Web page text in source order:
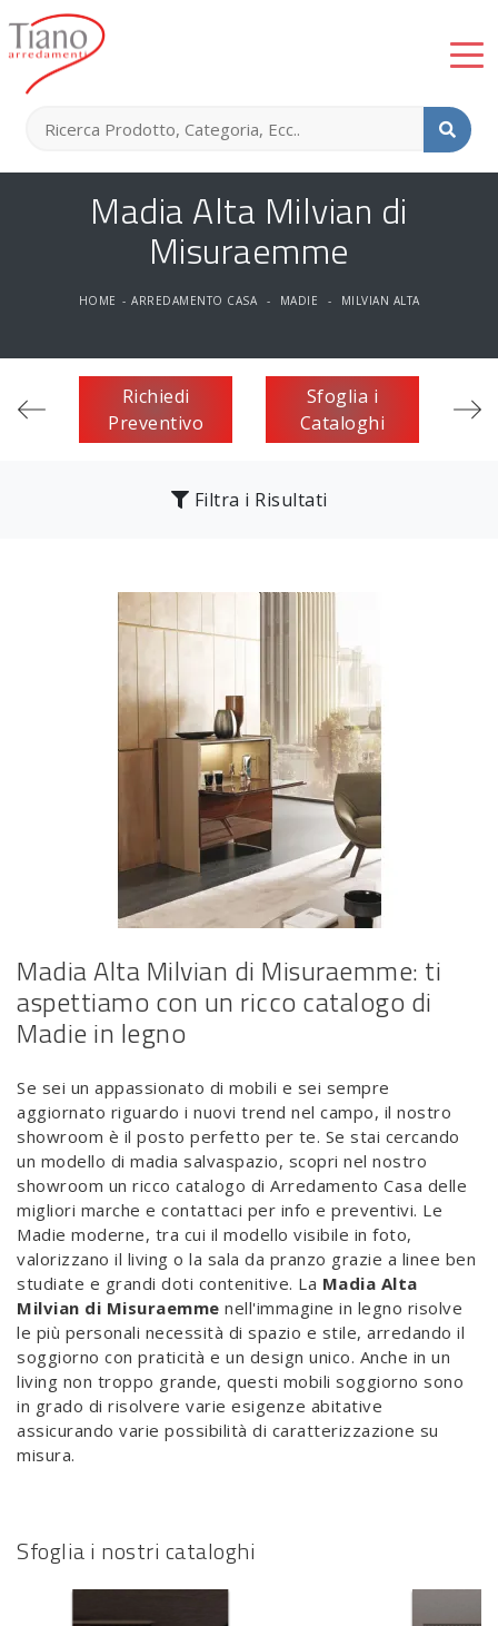
Madia Alta Milvian di
Misuraemme
HOME - ARREDAMENTO CASA - MADIE - MILVIAN ALTA
Richiedi
Preventivo
Sfoglia i
Cataloghi
Filtra i Risultati
Madia Alta Milvian di Misuraemme: ti
aspettiamo con un ricco catalogo di
Madie in legno
Se sei un appassionato di mobili e sei sempre
aggiornato riguardo i nuovi trend nel campo, il nostro
showroom è il posto perfetto per te. Se stai cercando
un modello di madia salvaspazio, scopri nel nostro
showroom un ricco catalogo di Arredamento Casa delle
migliori marche e contattaci per info e preventivi. Le
Madie moderne, tra cui il modello visibile in foto,
valorizzano il living o la sala da pranzo grazie a linee ben
studiate e grandi doti contenitive. La Madia Alta
Milvian di Misuraemme nell'immagine in legno risolve
le più personali necessità di spazio e stile, arredando il
soggiorno con praticità e un design unico. Anche in un
living non troppo grande, questi mobili soggiorno sono
in grado di risolvere varie esigenze abitative
assicurando varie possibilità di caratterizzazione su
misura.
Sfoglia i nostri cataloghi